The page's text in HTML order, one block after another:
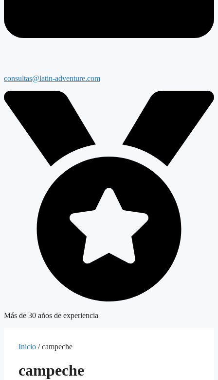
consultas@latin-adventure.com
Más de 30 años de experiencia
Inicio / campeche
campeche